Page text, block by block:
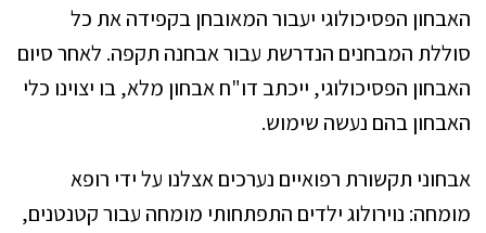
האבחון הפסיכולוגי יעבור המאובחן בקפידה את כל
סוללת המבחנים הנדרשת עבור אבחנה תקפה. לאחר סיום
האבחון הפסיכולוגי, ייכתב דו"ח אבחון מלא, בו יצוינו כלי
האבחון בהם נעשה שימוש.
אבחוני תקשורת רפואיים נערכים אצלנו על ידי רופא
מומחה: נוירולוג ילדים התפתחותי מומחה עבור קטנטנים,